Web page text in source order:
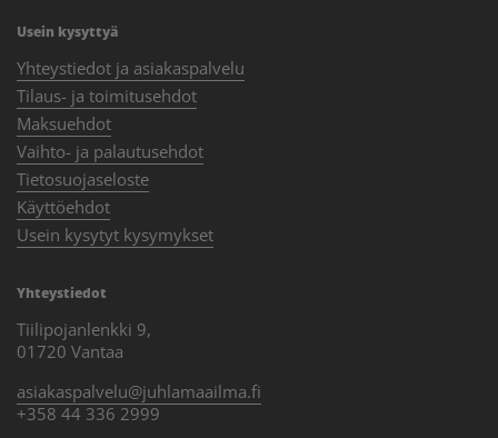
Usein kysyttyä
Yhteystiedot ja asiakaspalvelu
Tilaus- ja toimitusehdot
Maksuehdot
Vaihto- ja palautusehdot
Tietosuojaseloste
Käyttöehdot
Usein kysytyt kysymykset
Yhteystiedot
Tiilipojanlenkki 9,
01720 Vantaa
asiakaspalvelu@juhlamaailma.fi
+358 44 336 2999